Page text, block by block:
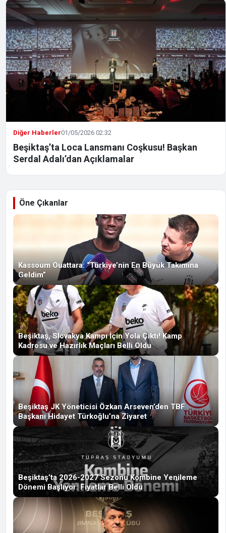
Diğer Haberler01/05/2026 02:32
Beşiktaş’ta Loca Lansmanı Coşkusu! Başkan
Serdal Adalı’dan Açıklamalar
Öne Çıkanlar
Kassoum Ouattara: “Türkiye’nin En Büyük Takımına
Geldim”
Beşiktaş, Slovakya Kampı İçin Yola Çıktı! Kamp
Kadrosu ve Hazırlık Maçları Belli Oldu
Beşiktaş JK Yöneticisi Özkan Arseven’den TBF
Başkanı Hidayet Türkoğlu’na Ziyaret
Beşiktaş’ta 2026-2027 Sezonu Kombine Yenileme
Dönemi Başlıyor: Fiyatlar Belli Oldu